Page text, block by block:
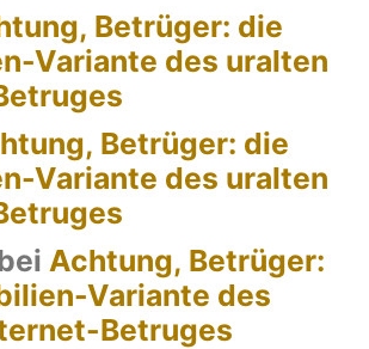
Betrüger: die
Variante des uralten
Betrüger: die
Variante des uralten
Achtung, Betrüger:
Variante des
Betruges